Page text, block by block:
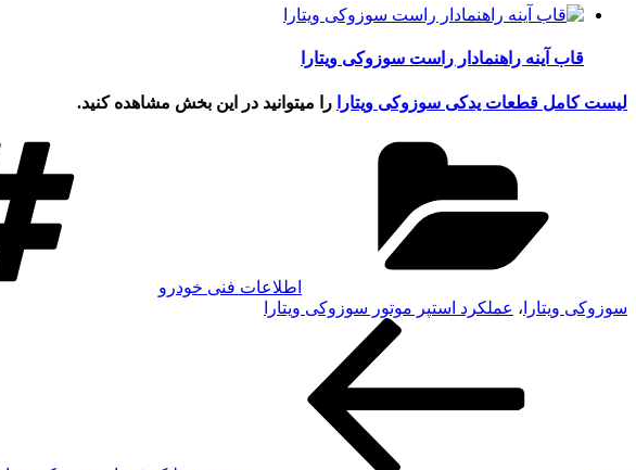
قاب آینه راهنمادار راست سوزوکی ویتارا
لیست کامل قطعات یدکی سوزوکی ویتارا
را میتوانید در این بخش مشاهده کنید.
اطلاعات فنی خودرو
سوزوکی ویتارا ، عملکرد استپر موتور سوزوکی ویتارا